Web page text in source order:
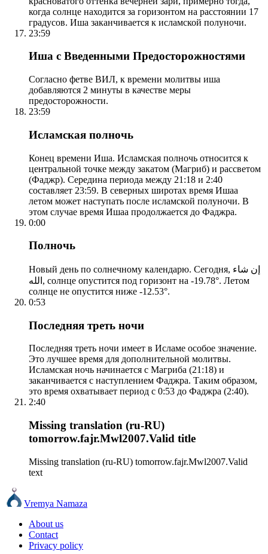
когда солнце находится за горизонтом на расстоянии 17
градусов. Иша заканчивается к исламской полуночи.
23:59
Иша с Введенными Предосторожностями
Согласно фетве ВИЛ, к времени молитвы иша
добавляются 2 минуты в качестве меры
предосторожности.
23:59
Исламская полночь
Конец времени Иша. Исламская полночь относится к
центральной точке между закатом (Магриб) и рассветом
(Фаджр). Середина периода между 21:18 и 2:40
составляет 23:59. В северных широтах время Ишаа
летом может наступать после исламской полуночи. В
этом случае время Ишаа продолжается до Фаджра.
0:00
Полночь
Новый день по солнечному календарю. Сегодня, إن شاء
الله, солнце опустится под горизонт на -19.78°. Летом
солнце не опустится ниже -12.53°.
0:53
Последняя треть ночи
Последняя треть ночи имеет в Исламе особое значение.
Это лучшее время для дополнительной молитвы.
Исламская ночь начинается с Магриба (21:18) и
заканчивается с наступлением Фаджра. Таким образом,
это время охватывает период с 0:53 до Фаджра (2:40).
2:40
Missing translation (ru-RU)
tomorrow.fajr.Mwl2007.Valid title
Missing translation (ru-RU) tomorrow.fajr.Mwl2007.Valid
text
Vremya Namaza
About us
Contact
Privacy policy